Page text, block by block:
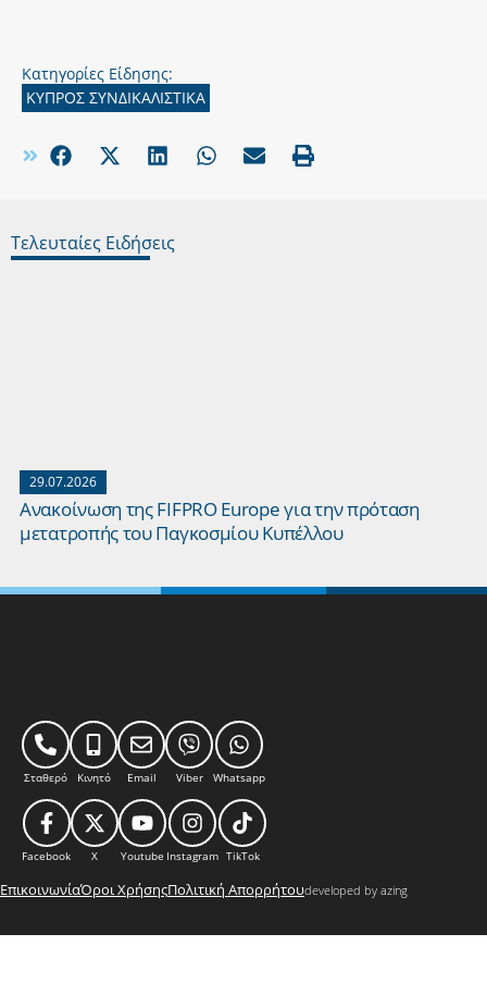
Κατηγορίες Είδησης:
ΚΥΠΡΟΣ ΣΥΝΔΙΚΑΛΙΣΤΙΚΑ
Τελευταίες Ειδήσεις
29.07.2026
Ανακοίνωση της FIFPRO Europe για την πρόταση
μετατροπής του Παγκοσμίου Κυπέλλου
Σταθερό Κινητό Email Viber Whatsapp
Facebook X Youtube Instagram TikTok
ΕπικοινωνίαΌροι ΧρήσηςΠολιτική Απορρήτουdeveloped by azing